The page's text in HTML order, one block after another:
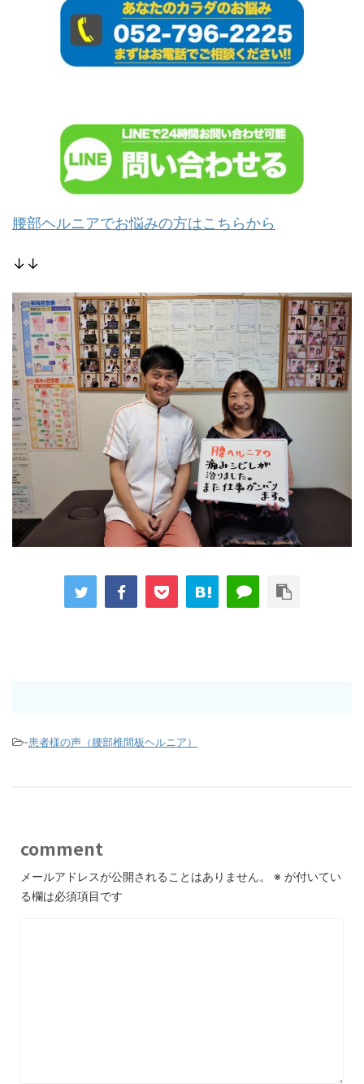
腰部ヘルニアでお悩みの方はこちらから
↓↓
-患者様の声（腰部椎間板ヘルニア）
comment
メールアドレスが公開されることはありません。 ※ が付いてい
る欄は必須項目です